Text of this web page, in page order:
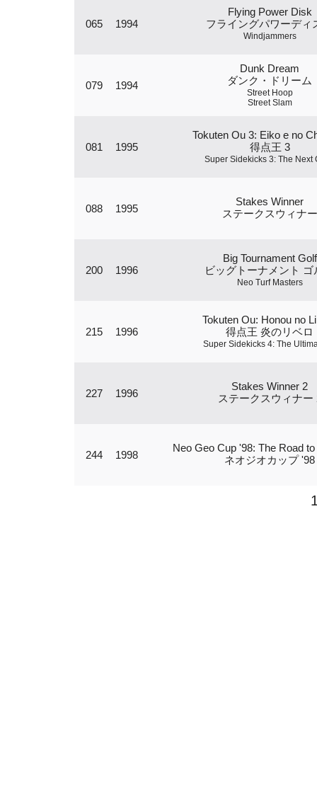
065 1994
Flying Power Disk
フライングパワーディ
Windjammers
079 1994
Dunk Dream
ダンク・ドリーム
Street Hoop
Street Slam
081 1995
Tokuten Ou 3: Eiko e no
得点王 3
Super Sidekicks 3: The Next
088 1995
Stakes Winner
ステークスウィナー
200 1996
Big Tournament Golf
ビッグトーナメント ゴ
Neo Turf Masters
215 1996
Tokuten Ou: Honou no
得点王 炎のリベロ
Super Sidekicks 4: The
227 1996
Stakes Winner 2
ステークスウィナー
244 1998
Neo Geo Cup '98: The Road
ネオジオカップ '98